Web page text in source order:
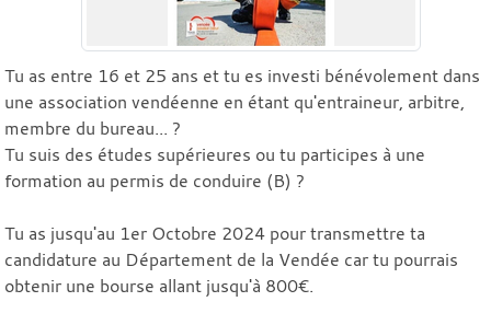
Tu as entre 16 et 25 ans et tu es investi bénévolement dans
une association vendéenne en étant qu'entraineur, arbitre,
membre du bureau... ?
Tu suis des études supérieures ou tu participes à une
formation au permis de conduire (B) ?
Tu as jusqu'au 1er Octobre 2024 pour transmettre ta
candidature au Département de la Vendée car tu pourrais
obtenir une bourse allant jusqu'à 800€.